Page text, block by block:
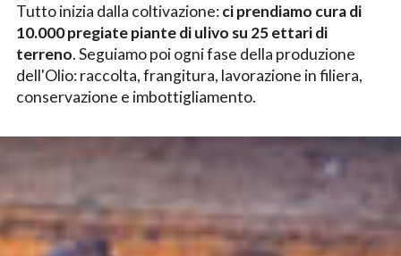
Tutto inizia dalla coltivazione:ci prendiamo cura di
10.000 pregiate piante di ulivo su 25 ettari di
terreno. Seguiamo poi ogni fase della produzione
dell'Olio: raccolta, frangitura, lavorazione in filiera,
conservazione e imbottigliamento.